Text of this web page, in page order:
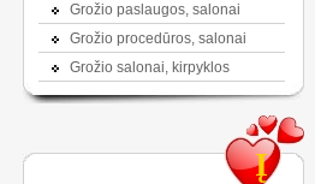
Grožio paslaugos, salonai
Grožio procedūros, salonai
Grožio salonai, kirpyklos
Į